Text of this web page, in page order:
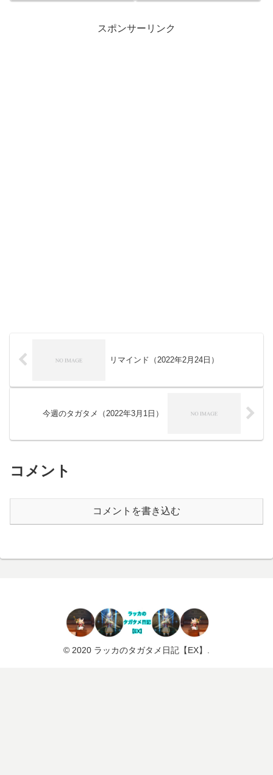
スポンサーリンク
リマインド（2022年2月24日）
今週のタガタメ（2022年3月1日）
コメント
コメントを書き込む
© 2020 ラッカのタガタメ日記【EX】.